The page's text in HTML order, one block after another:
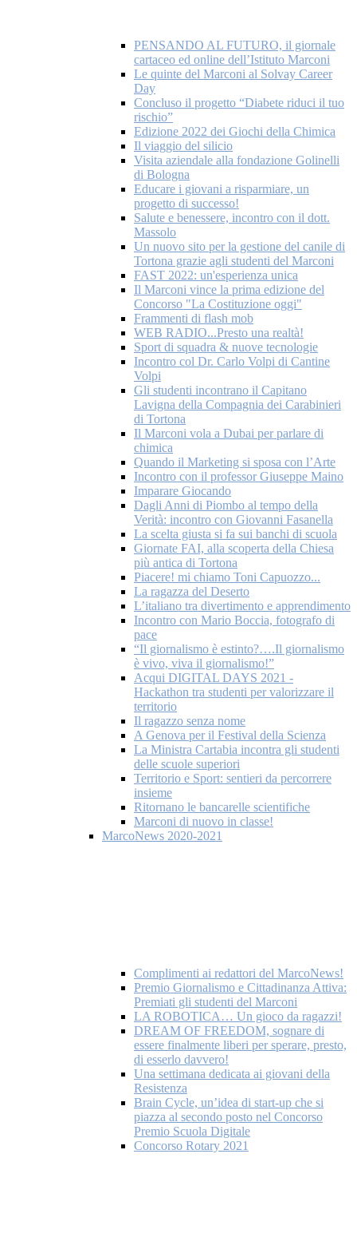
PENSANDO AL FUTURO, il giornale
cartaceo ed online dell’Istituto Marconi
Le quinte del Marconi al Solvay Career
Day
Concluso il progetto “Diabete riduci il tuo
rischio”
Edizione 2022 dei Giochi della Chimica
Il viaggio del silicio
Visita aziendale alla fondazione Golinelli
di Bologna
Educare i giovani a risparmiare, un
progetto di successo!
Salute e benessere, incontro con il dott.
Massolo
Un nuovo sito per la gestione del canile di
Tortona grazie agli studenti del Marconi
FAST 2022: un'esperienza unica
Il Marconi vince la prima edizione del
Concorso "La Costituzione oggi"
Frammenti di flash mob
WEB RADIO...Presto una realtà!
Sport di squadra & nuove tecnologie
Incontro col Dr. Carlo Volpi di Cantine
Volpi
Gli studenti incontrano il Capitano
Lavigna della Compagnia dei Carabinieri
di Tortona
Il Marconi vola a Dubai per parlare di
chimica
Quando il Marketing si sposa con l’Arte
Incontro con il professor Giuseppe Maino
Imparare Giocando
Dagli Anni di Piombo al tempo della
Verità: incontro con Giovanni Fasanella
La scelta giusta si fa sui banchi di scuola
Giornate FAI, alla scoperta della Chiesa
più antica di Tortona
Piacere! mi chiamo Toni Capuozzo...
La ragazza del Deserto
L’italiano tra divertimento e apprendimento
Incontro con Mario Boccia, fotografo di
pace
“Il giornalismo è estinto?….Il giornalismo
è vivo, viva il giornalismo!”
Acqui DIGITAL DAYS 2021 -
Hackathon tra studenti per valorizzare il
territorio
Il ragazzo senza nome
A Genova per il Festival della Scienza
La Ministra Cartabia incontra gli studenti
delle scuole superiori
Territorio e Sport: sentieri da percorrere
insieme
Ritornano le bancarelle scientifiche
Marconi di nuovo in classe!
MarcoNews 2020-2021
Complimenti ai redattori del MarcoNews!
Premio Giornalismo e Cittadinanza Attiva:
Premiati gli studenti del Marconi
LA ROBOTICA… Un gioco da ragazzi!
DREAM OF FREEDOM, sognare di
essere finalmente liberi per sperare, presto,
di esserlo davvero!
Una settimana dedicata ai giovani della
Resistenza
Brain Cycle, un’idea di start-up che si
piazza al secondo posto nel Concorso
Premio Scuola Digitale
Concorso Rotary 2021